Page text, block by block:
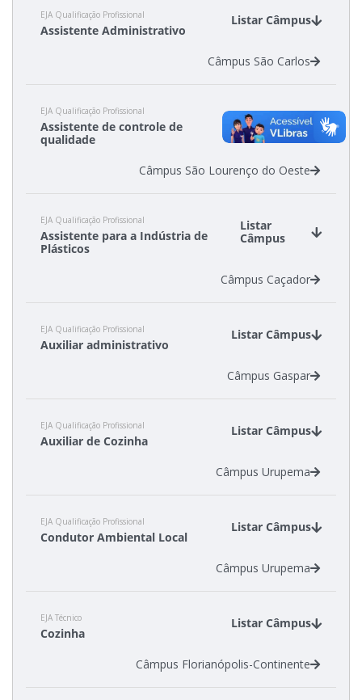
EJA Qualificação Profissional
Assistente Administrativo
Listar Câmpus
Câmpus São Carlos
EJA Qualificação Profissional
Assistente de controle de
qualidade
Listar
Câmpus
Câmpus São Lourenço do Oeste
EJA Qualificação Profissional
Assistente para a Indústria de
Plásticos
Listar
Câmpus
Câmpus Caçador
EJA Qualificação Profissional
Auxiliar administrativo
Listar Câmpus
Câmpus Gaspar
EJA Qualificação Profissional
Auxiliar de Cozinha
Listar Câmpus
Câmpus Urupema
EJA Qualificação Profissional
Condutor Ambiental Local
Listar Câmpus
Câmpus Urupema
EJA Técnico
Cozinha
Listar Câmpus
Câmpus Florianópolis-Continente